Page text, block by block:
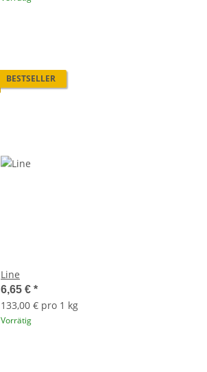
BESTSELLER
Line
6,65 € *
133,00 € pro 1 kg
Vorrätig